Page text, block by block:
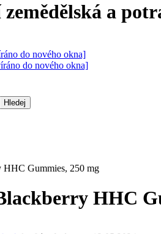
a
do nového okna]
do nového okna]
HHC Gummies, 250 mg
HHC